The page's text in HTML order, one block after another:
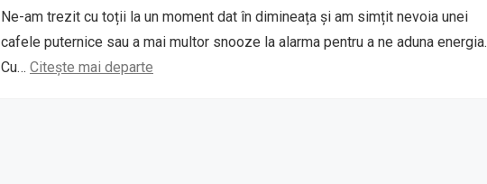
Ne-am trezit cu toții la un moment dat în dimineața și am simțit nevoia unei
cafele puternice sau a mai multor snooze la alarma pentru a ne aduna energia.
Cu… Citește mai departe